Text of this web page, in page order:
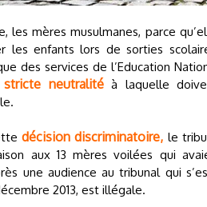
les mères musulmanes, parce
les enfants lors de sorties
des services de l’Education
neutralitéà laquelle
décision discriminatoire, le
aux 13 mères voilées qui
une audience au tribunal qui
2013, est illégale.